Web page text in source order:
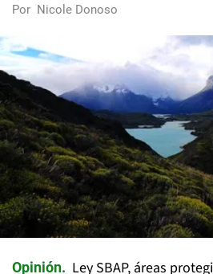
Por Nicole Donoso
Opinión Ley SBAP, áreas